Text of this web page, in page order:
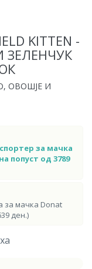
KITTEN -
ЗЕЛЕНЧУК
ОВОШЈЕ И
за мачка
попуст од 3789
за мачка Donat
ден.)